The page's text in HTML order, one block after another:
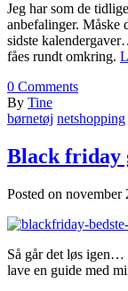
Jeg har som de
anbefalinger. Måske
sidste
fåes rundt omkring.
0 Comments
By Tine
børnetøj netshopping
Black friday
Posted on november
Så går det løs igen…
lave en guide med